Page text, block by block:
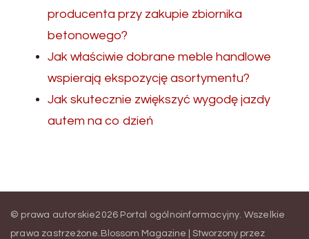
producenta przy zakupie zbiornika
betonowego?
Jak właściwie dobrane meble handlowe
wspierają ekspozycję asortymentu?
Jak skutecznie zwiększyć wygodę jazdy
autem na co dzień
© prawa autorskie2026 Portal ogólnoinformacyjny. Wszelkie
prawa zastrzeżone. Blossom Magazine | Stworzony przez